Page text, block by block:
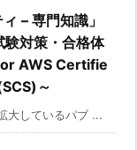
– 専門知識」
験対策・合格体
AWS Certifie
～
大しているパブ ...